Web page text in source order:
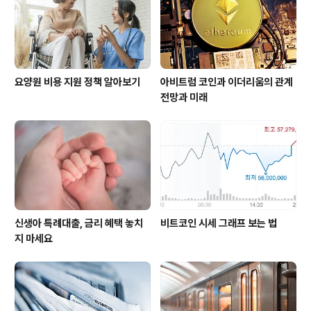
요양원 비용 지원 정책 알아보기
아비트럼 코인과 이더리움의 관계
전망과 미래
신생아 특례대출, 금리 혜택 놓치
지 마세요
비트코인 시세 그래프 보는 법